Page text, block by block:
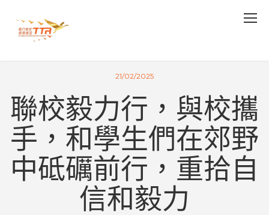
21/02/2025
聯校毅力行，與校攜
手，和學生們在郊野
中砥礪前行，重拾自
信和毅力